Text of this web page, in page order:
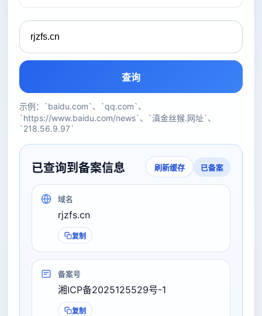
查询
示例：`baidu.com`、`qq.com`、
`https://www.baidu.com/news`、`滇金丝猴.网址`、
`218.56.9.97`
已查询到备案信息 刷新缓存 已备案
域名
rjzfs.cn
复制
备案号
湘ICP备2025125529号-1
复制